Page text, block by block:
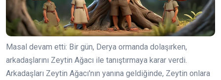
Masal devam etti: Bir gün, Derya ormanda dolaşırken,
arkadaşlarını Zeytin Ağacı ile tanıştırmaya karar verdi.
Arkadaşları Zeytin Ağacı'nın yanına geldiğinde, Zeytin onlara